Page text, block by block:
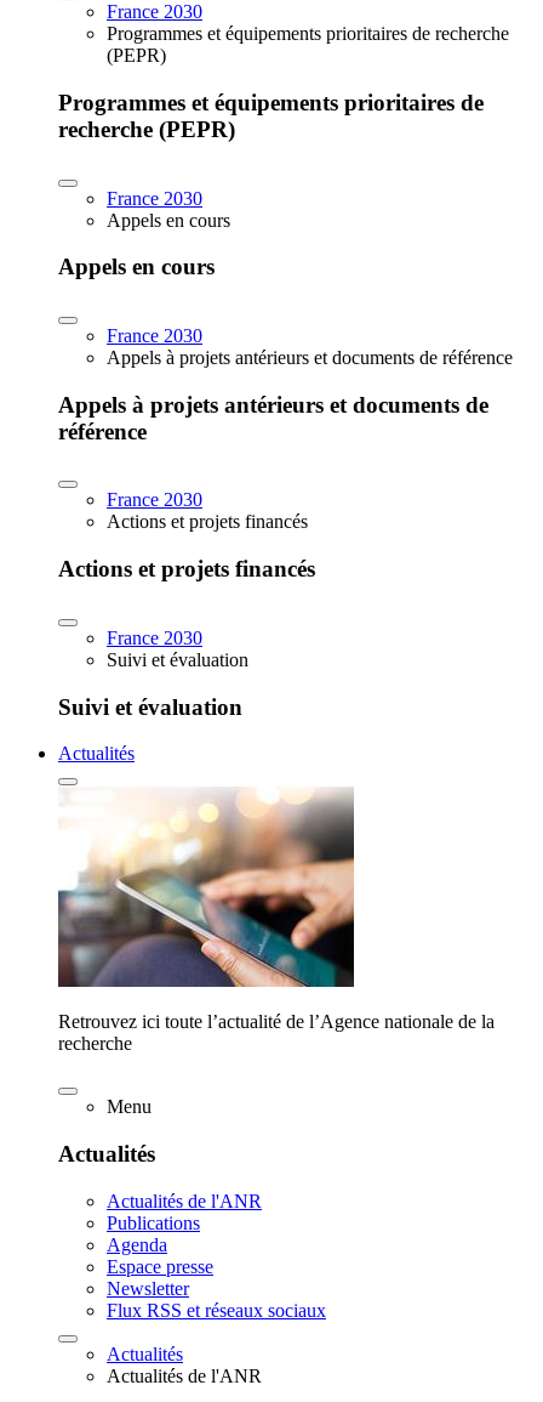
France 2030
Programmes et équipements prioritaires de recherche
(PEPR)
Programmes et équipements prioritaires de
recherche (PEPR)
France 2030
Appels en cours
Appels en cours
France 2030
Appels à projets antérieurs et documents de référence
Appels à projets antérieurs et documents de
référence
France 2030
Actions et projets financés
Actions et projets financés
France 2030
Suivi et évaluation
Suivi et évaluation
Actualités
Retrouvez ici toute l’actualité de l’Agence nationale de la
recherche
Menu
Actualités
Actualités de l'ANR
Publications
Agenda
Espace presse
Newsletter
Flux RSS et réseaux sociaux
Actualités
Actualités de l'ANR